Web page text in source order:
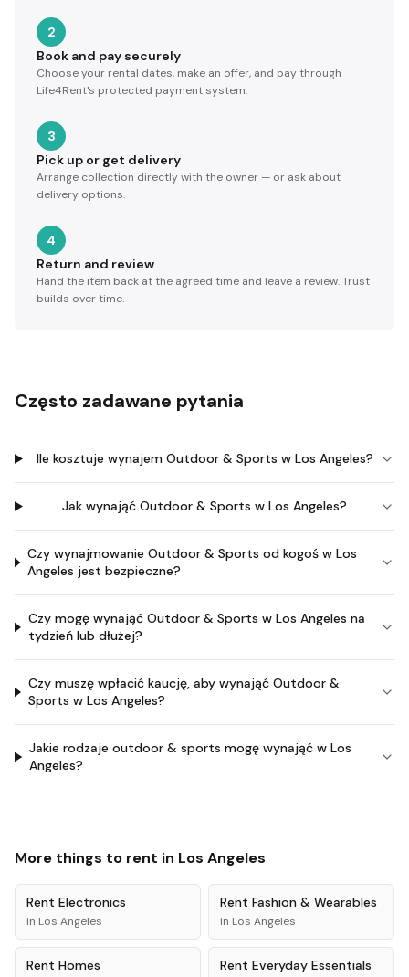
2
Book and pay securely
Choose your rental dates, make an offer, and pay through
Life4Rent's protected payment system.
3
Pick up or get delivery
Arrange collection directly with the owner — or ask about
delivery options.
4
Return and review
Hand the item back at the agreed time and leave a review. Trust
builds over time.
Często zadawane pytania
Ile kosztuje wynajem Outdoor & Sports w Los Angeles?
Jak wynająć Outdoor & Sports w Los Angeles?
Czy wynajmowanie Outdoor & Sports od kogoś w Los
Angeles jest bezpieczne?
Czy mogę wynająć Outdoor & Sports w Los Angeles na
tydzień lub dłużej?
Czy muszę wpłacić kaucję, aby wynająć Outdoor &
Sports w Los Angeles?
Jakie rodzaje outdoor & sports mogę wynająć w Los
Angeles?
More things to rent in Los Angeles
Rent Electronics
in Los Angeles
Rent Fashion & Wearables
in Los Angeles
Rent Homes Rent Everyday Essentials